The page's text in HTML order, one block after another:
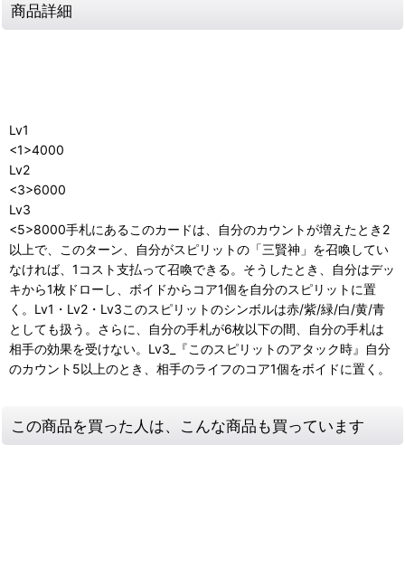
商品詳細
Lv1
<1>4000
Lv2
<3>6000
Lv3
<5>8000手札にあるこのカードは、自分のカウントが増えたとき2
以上で、このターン、自分がスピリットの「三賢神」を召喚してい
なければ、1コスト支払って召喚できる。そうしたとき、自分はデッ
キから1枚ドローし、ボイドからコア1個を自分のスピリットに置
く。Lv1・Lv2・Lv3このスピリットのシンボルは赤/紫/緑/白/黄/青
としても扱う。さらに、自分の手札が6枚以下の間、自分の手札は
相手の効果を受けない。Lv3_『このスピリットのアタック時』自分
のカウント5以上のとき、相手のライフのコア1個をボイドに置く。
この商品を買った人は、こんな商品も買っています